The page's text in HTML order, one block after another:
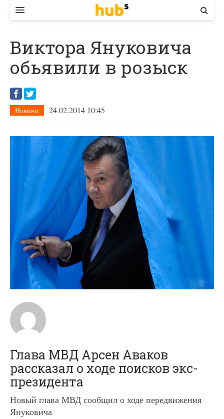
ЕКОНОМІКА
БІЗНЕС
СТАРТЕР
КОНТАКТИ
Виктора Януковича
обьявили в розыск
Новини 24.02.2014 10:45
Глава МВД Арсен Аваков
рассказал о ходе поисков экс-
президента
Новый глава МВД сообщил о ходе передвижения
Януковича